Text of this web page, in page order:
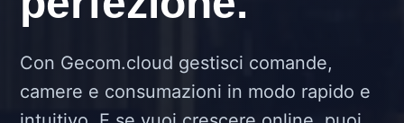
Con Gecom.cloud gestisci comande,
camere e consumazioni in modo rapido e